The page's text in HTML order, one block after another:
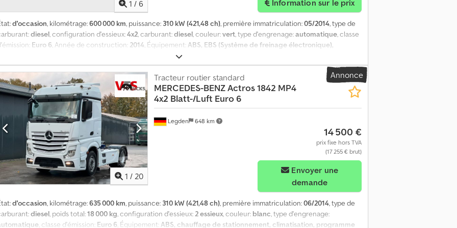
1 / 6 Information sur le prix
d'occasion, kilométrage:600 000 km, puissance: 310 kW (421,48 ch), première immatriculation:05/2014, type de
diesel, configuration d'essieux:4x2, carburant:diesel, couleur:vert, type d'engrenage:automatique, classe
Euro 6, Année de construction: 2014, Équipement: ABS, EBS (Système de freinage électronique),
blocage de différentiel, béquet, climatisation, contrôle de traction, direction assistée, ordinateur de bord,
électronique de stabilité (ESP), réfrigérateur, régulateur de vitesse, régulation électrique des vitres,
centralisé
, = Plus d'options et d'accessoires = - Chauffage - Chronotachygraphe - Climate control - Pare-
- Radio - Radio/Lecteur CD - Roues en métal léger - Starter = Plus d'informations = Crsdpfx Aqext Ryfolsf PBV:
kg Marque moteur: Mercedes Benz Prix de vente: € 21.600, US$ 24.610
Annonce
1 / 20
Legden 648 km
Tracteur routier standard
MERCEDES-BENZActros 1842 MP4
4x2 Blatt-/Luft Euro 6
14 500 €
prix fixe hors TVA
(17 255 € brut)
demande
d'occasion, kilométrage:635 000 km, puissance: 310 kW (421,48 ch), première immatriculation:06/2014, type de
diesel, poids total:18 000 kg, configuration d'essieux:2 essieux, couleur: blanc, type d'engrenage:
, classe d'émission: Euro 6, Équipement: ABS, chauffage de stationnement, climatisation, programme